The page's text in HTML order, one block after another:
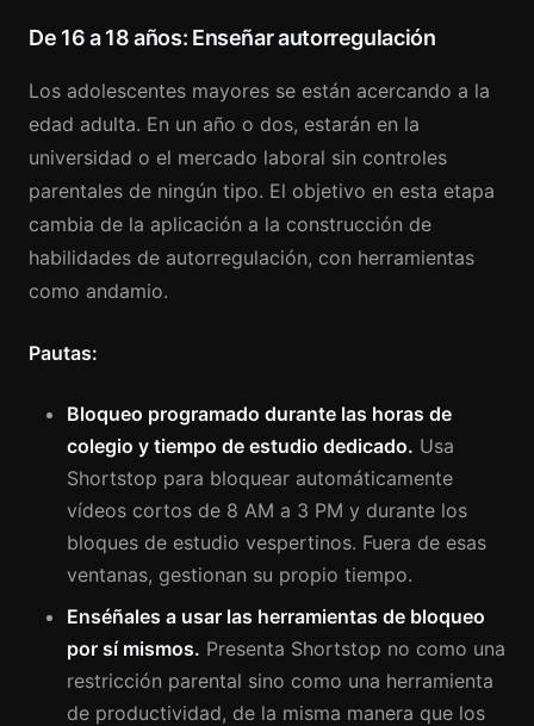
De 16 a 18 años: Enseñar autorregulación
Los adolescentes mayores se están acercando a la
edad adulta. En un año o dos, estarán en la
universidad o el mercado laboral sin controles
parentales de ningún tipo. El objetivo en esta etapa
cambia de la aplicación a la construcción de
habilidades de autorregulación, con herramientas
como andamio.
Pautas:
Bloqueo programado durante las horas de
colegio y tiempo de estudio dedicado. Usa
Shortstop para bloquear automáticamente
vídeos cortos de 8 AM a 3 PM y durante los
bloques de estudio vespertinos. Fuera de esas
ventanas, gestionan su propio tiempo.
Enséñales a usar las herramientas de bloqueo
por sí mismos. Presenta Shortstop no como una
restricción parental sino como una herramienta
de productividad, de la misma manera que los